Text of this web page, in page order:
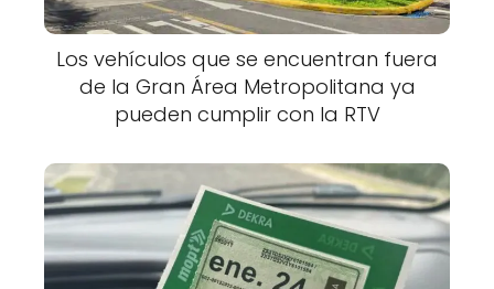
Los vehículos que se encuentran fuera
de la Gran Área Metropolitana ya
pueden cumplir con la RTV